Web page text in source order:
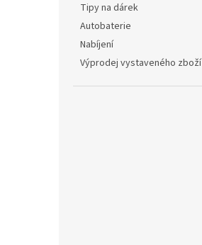
Tipy na dárek
Autobaterie
Nabíjení
Výprodej vystaveného zboží